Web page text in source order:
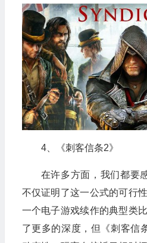
4、《刺客信条2》
在许多方面，我们都要
不仅证明了这一公式的可行
一个电子游戏续作的典型类
了更多的深度，但《刺客信